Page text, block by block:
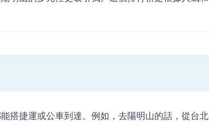
搭捷運或公車到達。例如，去陽明山的話，從台北